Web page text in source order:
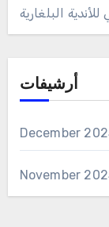
البلغارية
أرشيفات
December
November